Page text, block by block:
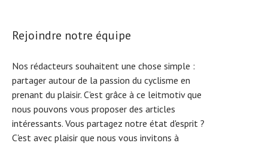
Rejoindre notre équipe
Nos rédacteurs souhaitent une chose simple :
partager autour de la passion du cyclisme en
prenant du plaisir. C'est grâce à ce leitmotiv que
nous pouvons vous proposer des articles
intéressants. Vous partagez notre état d'esprit ?
C'est avec plaisir que nous vous invitons à